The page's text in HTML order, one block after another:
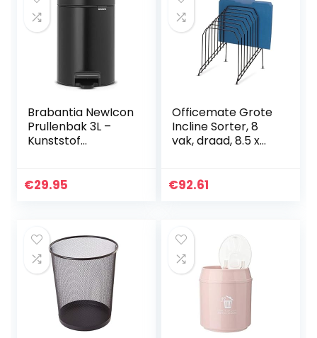
Brabantia NewIcon
Prullenbak 3L –
Kunststof
€29.95
Officemate Grote
Incline Sorter, 8
vak, draad, 8.5 x
€92.61